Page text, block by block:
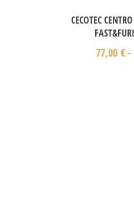
CECOTEC
77,00 €-